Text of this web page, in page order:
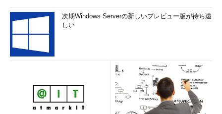
次期Windows Serverの新しいプレビュー版が待ち遠
しい